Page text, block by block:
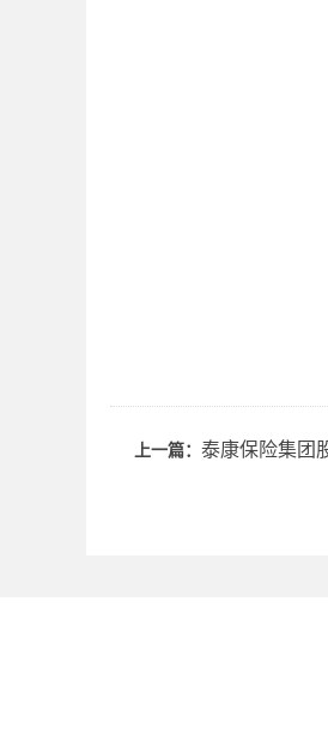
上一篇： 泰康保险集团